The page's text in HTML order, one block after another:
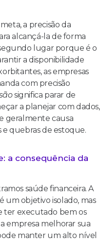
a precisão da
alcançá-la de forma
lugar porque é o
a disponibilidade
as empresas
com precisão
significa parar de
a planejar com dados,
geralmente causa
e quebras de estoque.
a consequência da
saúde financeira. A
um objetivo isolado, mas
ter executado bem os
empresa melhorar sua
manter um alto nível